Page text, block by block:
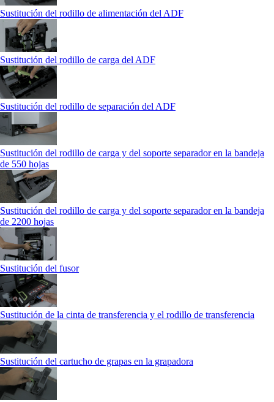
Sustitución del rodillo de alimentación del ADF
Sustitución del rodillo de carga del ADF
Sustitución del rodillo de separación del ADF
Sustitución del rodillo de carga y del soporte separador en la bandeja
de 550 hojas
Sustitución del rodillo de carga y del soporte separador en la bandeja
de 2200 hojas
Sustitución del fusor
Sustitución de la cinta de transferencia y el rodillo de transferencia
Sustitución del cartucho de grapas en la grapadora